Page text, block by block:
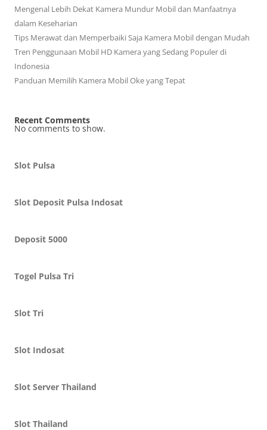
Mengenal Lebih Dekat Kamera Mundur Mobil dan Manfaatnya
dalam Keseharian
Tips Merawat dan Memperbaiki Saja Kamera Mobil dengan Mudah
Tren Penggunaan Mobil HD Kamera yang Sedang Populer di
Indonesia
Panduan Memilih Kamera Mobil Oke yang Tepat
Recent Comments
No comments to show.
Slot Pulsa
Slot Deposit Pulsa Indosat
Deposit 5000
Togel Pulsa Tri
Slot Tri
Slot Indosat
Slot Server Thailand
Slot Thailand